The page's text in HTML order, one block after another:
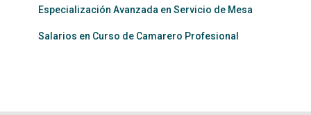
Especialización Avanzada en Servicio de Mesa
Salarios en Curso de Camarero Profesional